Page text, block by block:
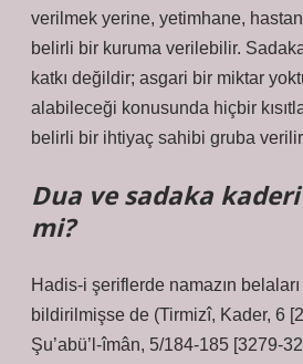
verilmek yerine, yetimhane,
belirli bir kuruma verilebilir.
katkı değildir; asgari bir miktar
alabileceği konusunda hiçbir
belirli bir ihtiyaç sahibi gruba
Dua ve sadaka
mi?
Hadis-i şeriflerde namazın
bildirilmişse de (Tirmizî, Kader, 6
Şu’abü’l-îmân, 5/184-185 [3279-